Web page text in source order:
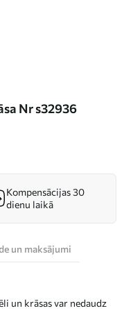
Nr s32936
Kompensācijas 30
dienu laikā
un maksājumi
un krāsas var nedaudz